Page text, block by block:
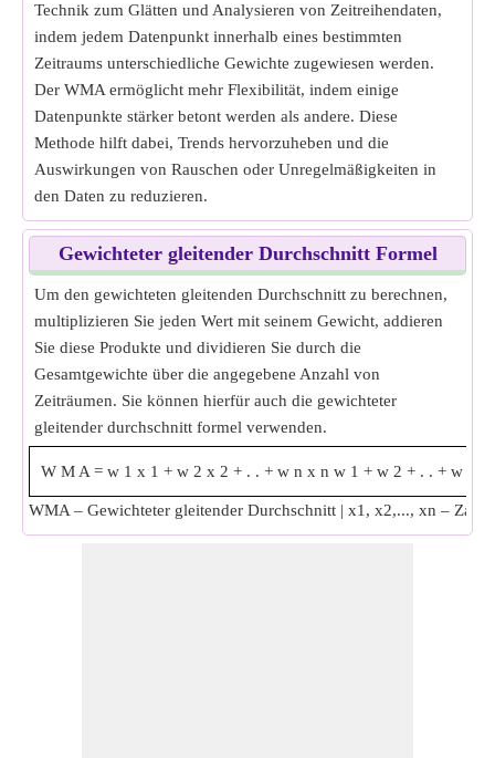
Technik zum Glätten und Analysieren von Zeitreihendaten,
indem jedem Datenpunkt innerhalb eines bestimmten
Zeitraums unterschiedliche Gewichte zugewiesen werden.
Der WMA ermöglicht mehr Flexibilität, indem einige
Datenpunkte stärker betont werden als andere. Diese
Methode hilft dabei, Trends hervorzuheben und die
Auswirkungen von Rauschen oder Unregelmäßigkeiten in
den Daten zu reduzieren.
Gewichteter gleitender Durchschnitt Formel
Um den gewichteten gleitenden Durchschnitt zu berechnen,
multiplizieren Sie jeden Wert mit seinem Gewicht, addieren
Sie diese Produkte und dividieren Sie durch die
Gesamtgewichte über die angegebene Anzahl von
Zeiträumen. Sie können hierfür auch die gewichteter
gleitender durchschnitt formel verwenden.
W M A = w 1 x 1 + w 2 x 2 + . . + w n x n w 1 + w 2 + . . + w
WMA – Gewichteter gleitender Durchschnitt | x1, x2,..., xn –